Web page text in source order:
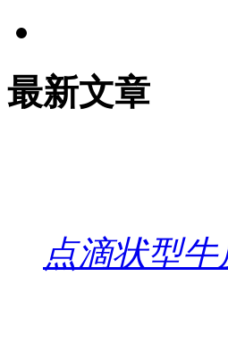
最新文章
点滴状型